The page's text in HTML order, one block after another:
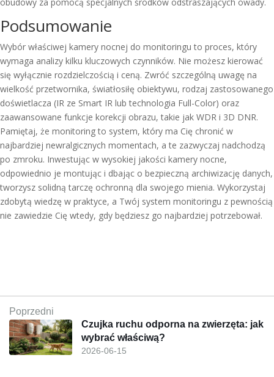
Podsumowanie
Wybór właściwej kamery nocnej do monitoringu to proces, który
wymaga analizy kilku kluczowych czynników. Nie możesz kierować
się wyłącznie rozdzielczością i ceną. Zwróć szczególną uwagę na
wielkość przetwornika, światłosiłę obiektywu, rodzaj zastosowanego
doświetlacza (IR ze Smart IR lub technologia Full-Color) oraz
zaawansowane funkcje korekcji obrazu, takie jak WDR i 3D DNR.
Pamiętaj, że monitoring to system, który ma Cię chronić w
najbardziej newralgicznych momentach, a te zazwyczaj nadchodzą
po zmroku. Inwestując w wysokiej jakości kamery nocne,
odpowiednio je montując i dbając o bezpieczną archiwizację danych,
tworzysz solidną tarczę ochronną dla swojego mienia. Wykorzystaj
zdobytą wiedzę w praktyce, a Twój system monitoringu z pewnością
nie zawiedzie Cię wtedy, gdy będziesz go najbardziej potrzebował.
Poprzedni
2026-06-15
Czujka ruchu odporna na zwierzęta: jak
wybrać właściwą?